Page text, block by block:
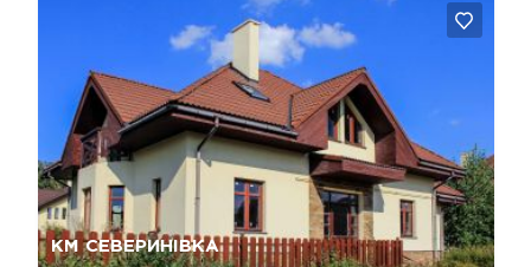
КМ СЕВЕРИНІВКА